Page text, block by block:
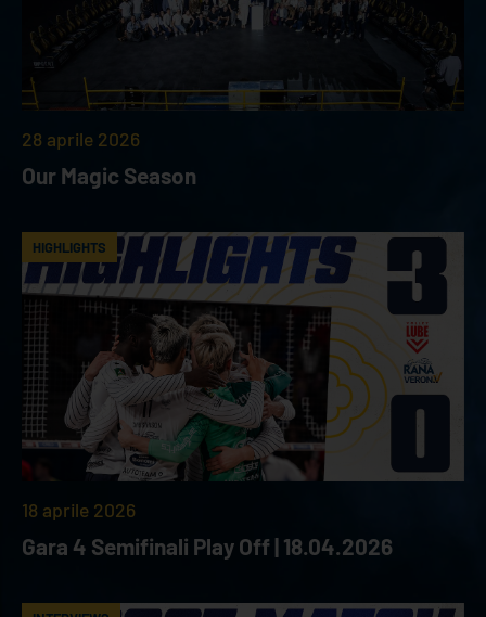
28 aprile 2026
Our Magic Season
HIGHLIGHTS
18 aprile 2026
Gara 4 Semifinali Play Off | 18.04.2026